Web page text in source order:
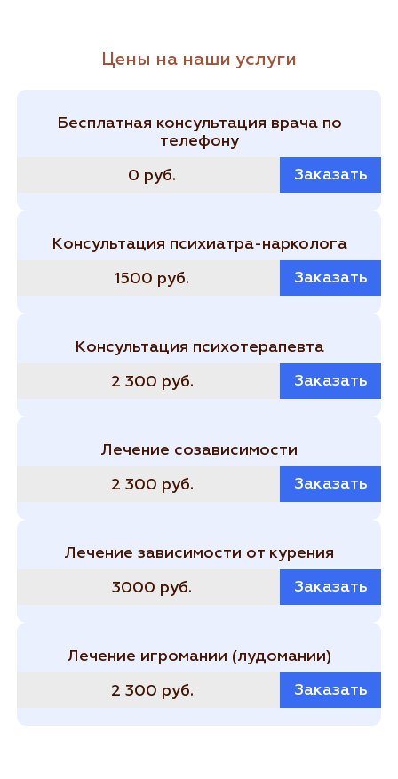
Цены на наши услуги
Бесплатная консультация врача по
телефону
0 руб.
Заказать
Консультация психиатра-нарколога
1500 руб.
Заказать
Консультация психотерапевта
2 300 руб.
Заказать
Лечение созависимости
2 300 руб.
Заказать
Лечение зависимости от курения
3000 руб.
Заказать
Лечение игромании (лудомании)
2 300 руб.
Заказать